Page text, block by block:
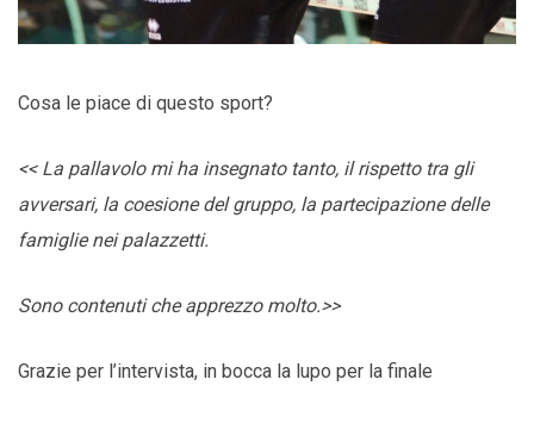
Cosa le piace di questo sport?
<< La pallavolo mi ha insegnato tanto, il rispetto tra gli
avversari, la coesione del gruppo, la partecipazione delle
famiglie nei palazzetti.
Sono contenuti che apprezzo molto.>>
Grazie per l’intervista, in bocca la lupo per la finale